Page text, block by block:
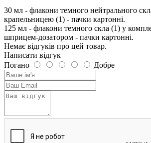
30 мл - флакони темного нейтрального
крапельницею (1) - пачки картонні.
125 мл - флакони темного скла (1) у
шприцем-дозатором - пачки картонні.
Немає відгуків про цей товар.
Написати відгук
Погано
Добре